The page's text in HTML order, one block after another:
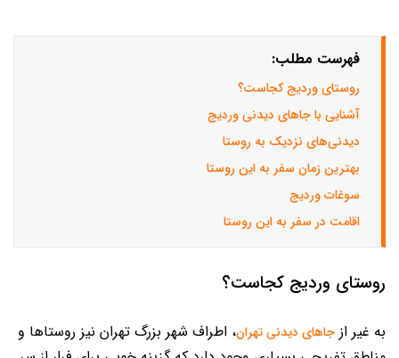
فهرست مطلب:
روستای وردیج کجاست؟
آشنایی با جاهای دیدنی وردیج
دیدنی‌های نزدیک به روستا
بهترین زمان سفر به این روستا
سوغات وردیج
اقامت در سفر به این روستا
روستای وردیج کجاست؟
به غیر از جاهای دیدنی تهران، اطراف شهر بزرگ تهران نیز روستاها و